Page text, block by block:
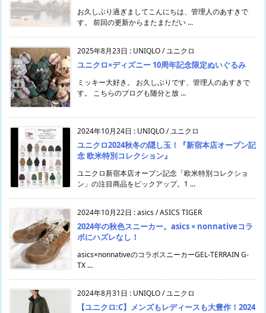
お久しぶり過ぎましてこんにちは、管理人のあすきで
す。 前回の更新からまたまただい ...
2025年8月23日 : UNIQLO / ユニクロ
ユニクロ×ディズニー 10周年記念限定ぬいぐるみ
ミッキー大好き。 お久しぶりです、管理人のあすきで
す。 こちらのブログも随分と放 ...
2024年10月24日 : UNIQLO / ユニクロ
ユニクロ2024秋冬の隠し玉！『新宿本店オープン記
念 欧米特別コレクション』
ユニクロ新宿本店オープン記念「欧米特別コレクショ
ン」の注目商品をピックアップ。1 ...
2024年10月22日 :asics / ASICS TIGER
2024年の秋色スニーカー。asics × nonnativeコラ
ボにハズレなし！
asics×nonnativeのコラボスニーカーGEL-TERRAIN G-
TX ...
2024年8月31日 : UNIQLO / ユニクロ
【ユニクロ:C】メンズもレディースも大豊作！2024